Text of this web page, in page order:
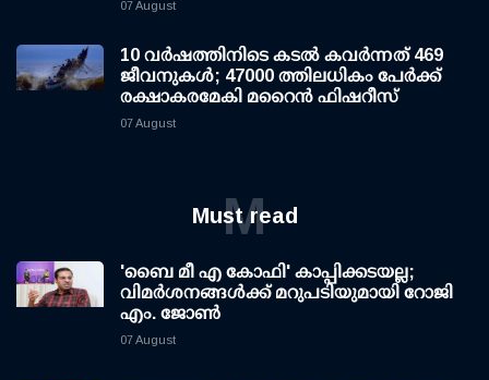
07 August
10 വര്‍ഷത്തിനിടെ കടല്‍ കവര്‍ന്നത് 469
ജീവനുകള്‍; 47000 ത്തിലധികം പേര്‍ക്ക്
രക്ഷാകരമേകി മറൈന്‍ ഫിഷറീസ്
07 August
Must read
M
'ബൈ മീ എ കോഫി' കാപ്പിക്കടയല്ല;
വിമര്‍ശനങ്ങള്‍ക്ക് മറുപടിയുമായി റോജി
എം. ജോണ്‍
07 August